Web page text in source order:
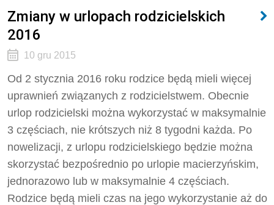
Zmiany w urlopach rodzicielskich
2016
10 gru 2015
Od 2 stycznia 2016 roku rodzice będą mieli więcej
uprawnień związanych z rodzicielstwem. Obecnie
urlop rodzicielski można wykorzystać w maksymalnie
3 częściach, nie krótszych niż 8 tygodni każda. Po
nowelizacji, z urlopu rodzicielskiego będzie można
skorzystać bezpośrednio po urlopie macierzyńskim,
jednorazowo lub w maksymalnie 4 częściach.
Rodzice będą mieli czas na jego wykorzystanie aż do